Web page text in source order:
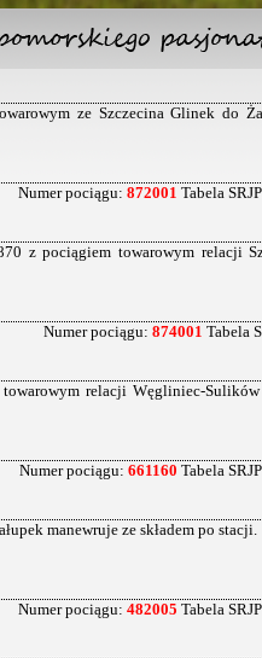
ze Szczecina Glinek do
Numer pociągu: 872001 Tabela
z pociągiem towarowym relacji
Numer pociągu: 874001 Tabela
relacji Węgliniec-
Numer pociągu: 661160 Tabela
manewruje ze składem po stacji.
Numer pociągu: 482005 Tabela